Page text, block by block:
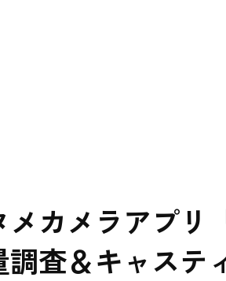
メカメラアプリ
調査＆キャステ